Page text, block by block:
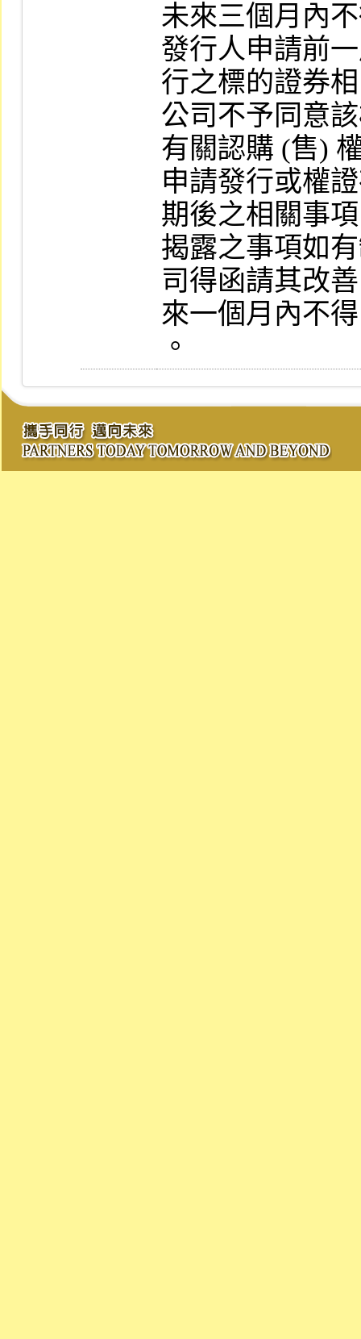
未來三個月內
發行人申請前
行之標的證券
公司不予同意
有關認購 (售)
申請發行或權
期後之相關事
揭露之事項如
司得函請其改
來一個月內不
。